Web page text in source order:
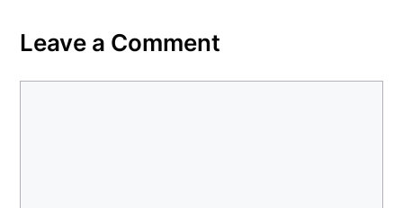
Leave a Comment